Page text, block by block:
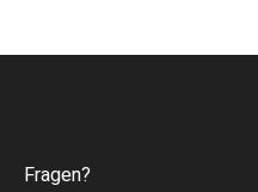
Fragen?